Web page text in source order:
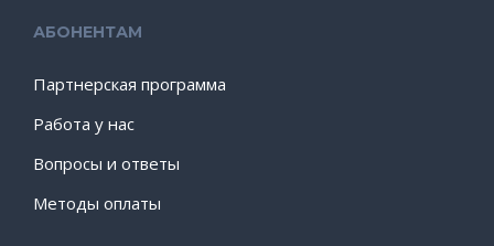
АБОНЕНТАМ
Партнерская программа
Работа у нас
Вопросы и ответы
Методы оплаты